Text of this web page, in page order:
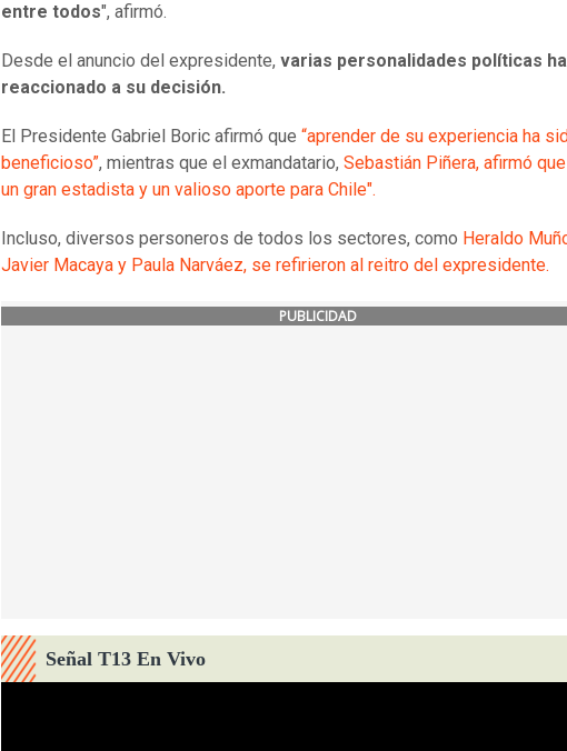
entre todos", afirmó.
Desde el anuncio del expresidente, varias personalidades políticas
reaccionado a su decisión.
El Presidente Gabriel Boric afirmó que “aprender de su experiencia ha
beneficioso”, mientras que el exmandatario, Sebastián Piñera, afirmó
un gran estadista y un valioso aporte para Chile".
Incluso, diversos personeros de todos los sectores, como Heraldo
Javier Macaya y Paula Narváez, se refirieron al reitro del expresidente.
PUBLICIDAD
Señal T13 En Vivo